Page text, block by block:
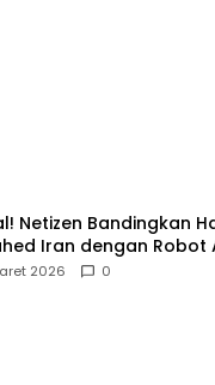
Netizen Bandingkan
Iran dengan Robot
Capai 5 Kali Lipat
2026 0